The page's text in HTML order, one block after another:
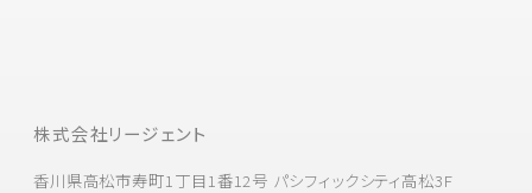
株式会社リージェント
香川県高松市寿町1丁目1番12号 パシフィックシティ高松3F